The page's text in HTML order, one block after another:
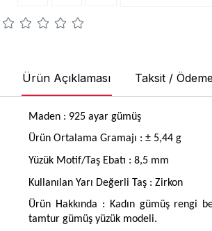
Ürün Açıklaması Taksit /
Maden : 925 ayar gümüş
Ürün Ortalama Gramajı : ± 5,44 g
Yüzük Motif/Taş Ebatı : 8,5 mm
Kullanılan Yarı Değerli Taş : Zirkon
Ürün Hakkında : Kadın gümüş rengi
tamtur gümüş yüzük modeli.